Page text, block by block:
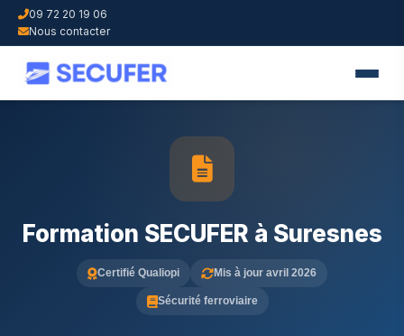
09 72 20 19 06
Nous contacter
Formation SECUFER à Suresnes
Certifié Qualiopi Mis à jour avril 2026
Sécurité ferroviaire